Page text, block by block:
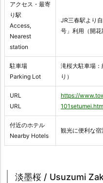
アクセス・最寄
り駅
Access,
Nearest
station
JR三春駅より
号」利用（開花
駐車場
Parking Lot
滝桜大駐車場
り）
URL
URL
https://
付近のホテル
Nearby Hotels
観光に便利な宿
淡墨桜 / Usuzumi